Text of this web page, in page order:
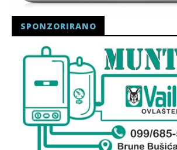
SPONZORIRANO